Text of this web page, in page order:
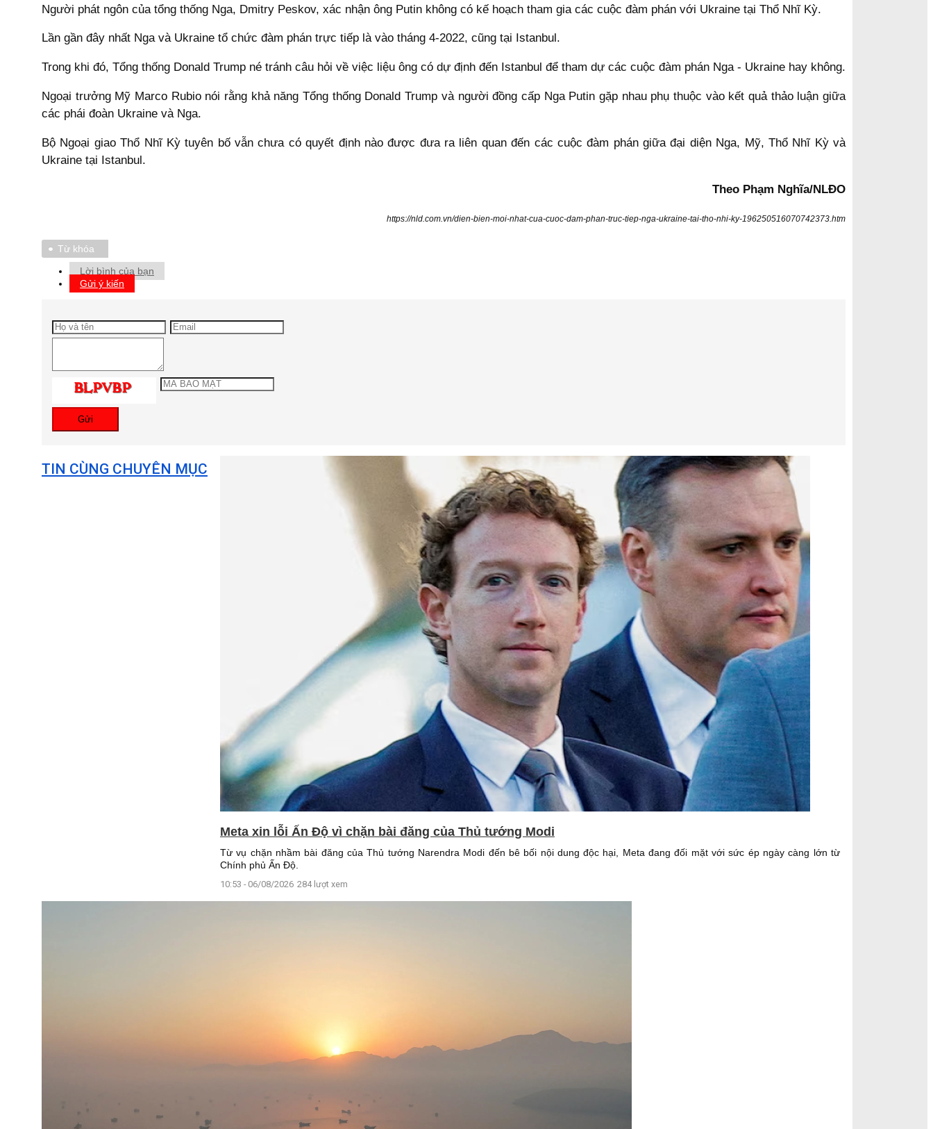
Người phát ngôn của tổng thống Nga, Dmitry Peskov, xác nhận ông Putin không có kế hoạch tham gia các cuộc đàm phán với Ukraine tại Thổ Nhĩ Kỳ.
Lần gần đây nhất Nga và Ukraine tổ chức đàm phán trực tiếp là vào tháng 4-2022, cũng tại Istanbul.
Trong khi đó, Tổng thống Donald Trump né tránh câu hỏi về việc liệu ông có dự định đến Istanbul để tham dự các cuộc đàm phán Nga - Ukraine hay không.
Ngoại trưởng Mỹ Marco Rubio nói rằng khả năng Tổng thống Donald Trump và người đồng cấp Nga Putin gặp nhau phụ thuộc vào kết quả thảo luận giữa
các phái đoàn Ukraine và Nga.
Bộ Ngoại giao Thổ Nhĩ Kỳ tuyên bố vẫn chưa có quyết định nào được đưa ra liên quan đến các cuộc đàm phán giữa đại diện Nga, Mỹ, Thổ Nhĩ Kỳ và
Ukraine tại Istanbul.
Theo Phạm Nghĩa/NLĐO
https://nld.com.vn/dien-bien-moi-nhat-cua-cuoc-dam-phan-truc-tiep-nga-ukraine-tai-tho-nhi-ky-196250516070742373.htm
Từ khóa
Lời bình của bạn
Gửi ý kiến
Gửi
TIN CÙNG CHUYÊN MỤC
Meta xin lỗi Ấn Độ vì chặn bài đăng của Thủ tướng Modi
Từ vụ chặn nhầm bài đăng của Thủ tướng Narendra Modi đến bê bối nội dung độc hại, Meta đang đối mặt với sức ép ngày càng lớn từ
Chính phủ Ấn Độ.
10:53 - 06/08/2026 284 lượt xem